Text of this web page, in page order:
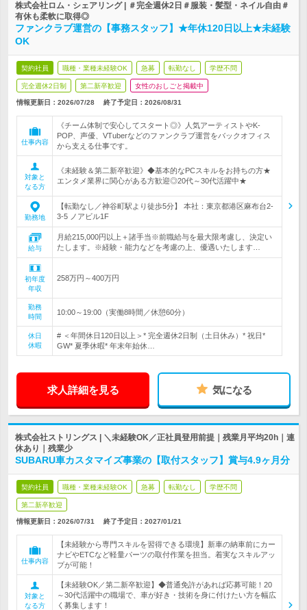
株式会社ロム・シェアリング | ＃完全週休2日＃服装・髪型・ネイル自由＃
有休も柔軟に取得◎
ファンクラブ運営の【事務スタッフ】★年休120日以上★未経験
OK
契約社員 職種・業種未経験OK 急募 転勤なし 学歴不問
完全週休2日制 第二新卒歓迎 女性のおしごと掲載中
情報更新日：2026/07/28 終了予定日： 2026/08/31
仕事内容
《チーム体制で安心してスタート◎》人気アーティストやK-
POP、声優、VTuberなどのファンクラブ運営をバックオフィス
から支える仕事です。
対象と
なる方
《未経験＆第二新卒歓迎》◆基本的なPCスキルをお持ちの方★
エンタメ業界に関心がある方歓迎◎20代～30代活躍中★
勤務地
【転勤なし／神谷町駅より徒歩5分】 本社：東京都港区麻布台2-
3-5 ノアビル1F
給与
月給215,000円以上＋諸手当※前職給与を最大限考慮し、決定い
たします。※経験・能力などを考慮の上、優遇いたします…
初年度
年収
258万円～400万円
勤務
時間
10:00～19:00（実働8時間／休憩60分）
休日
休暇
# ＜年間休日120日以上＞* 完全週休2日制（土日休み）* 祝日*
GW* 夏季休暇* 年末年始休…
求人詳細を見る 気になる
株式会社ストリングス | ＼未経験OK／正社員登用前提｜残業月平均20h｜連
休あり｜残業少
SUBARU車カスタマイズ事業の【取付スタッフ】賞与4.9ヶ月分
契約社員 職種・業種未経験OK 急募 転勤なし 学歴不問
第二新卒歓迎
情報更新日：2026/07/31 終了予定日： 2027/01/21
仕事内容
【未経験から専門スキルを習得できる環境】新車の納車前にカー
ナビやETCなど軽量パーツの取付作業を担当。着実なスキルアッ
プが可能！
対象と
なる方
【未経験OK／第二新卒歓迎】◆普通免許があれば応募可能！20
～30代活躍中の職場で、車が好き・技術を身に付けたい方を幅広
く募集します！